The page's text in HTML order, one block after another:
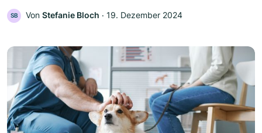
SB Von Stefanie Bloch ‧ 19. Dezember 2024